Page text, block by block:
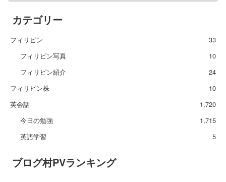
カテゴリー
フィリピン
33
フィリピン写真
10
フィリピン紹介
24
フィリピン株
10
英会話
1,720
今日の勉強
1,715
英語学習
5
ブログ村PVランキング